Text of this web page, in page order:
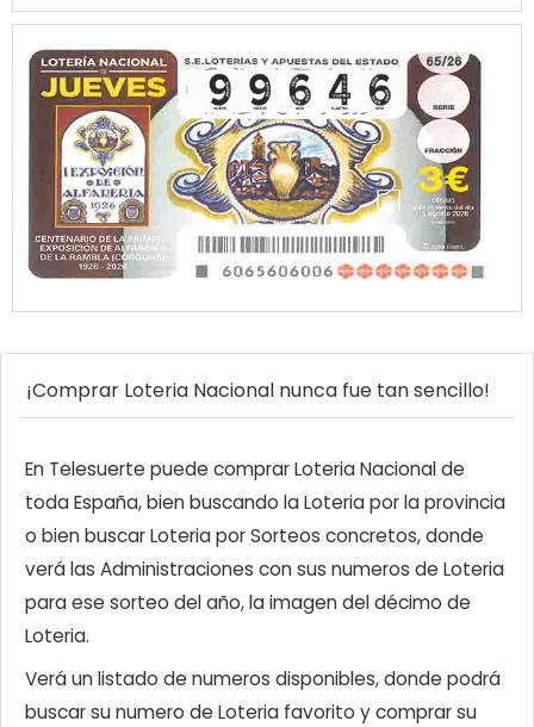
¡Comprar Loteria Nacional nunca fue tan sencillo!
En Telesuerte puede comprar Loteria Nacional de
toda España, bien buscando la Loteria por la provincia
o bien buscar Loteria por Sorteos concretos, donde
verá las Administraciones con sus numeros de Loteria
para ese sorteo del año, la imagen del décimo de
Loteria.
Verá un listado de numeros disponibles, donde podrá
buscar su numero de Loteria favorito y comprar su